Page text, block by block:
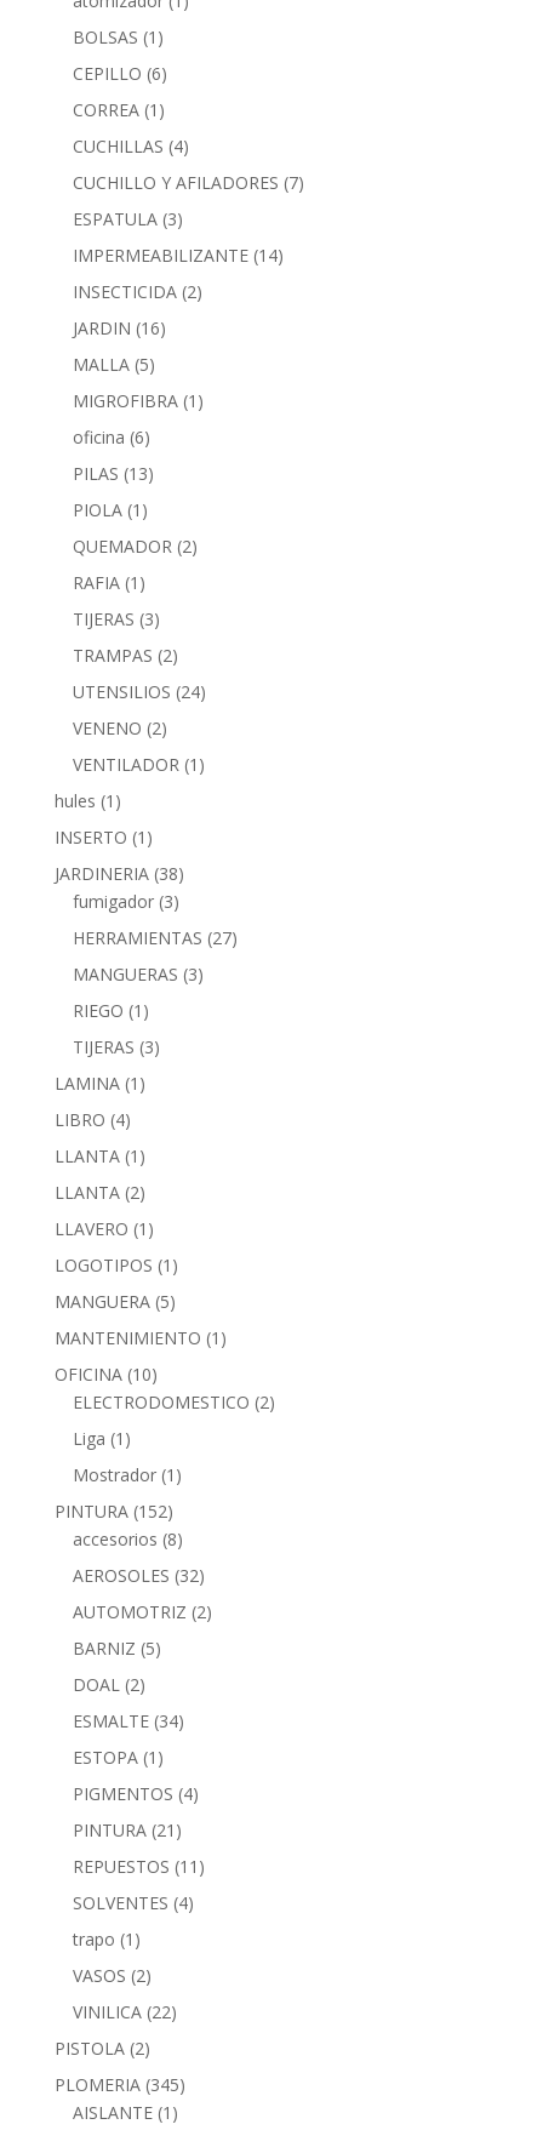
BOLSAS (1)
CEPILLO (6)
CORREA (1)
CUCHILLAS (4)
CUCHILLO Y AFILADORES (7)
ESPATULA (3)
IMPERMEABILIZANTE (14)
INSECTICIDA (2)
JARDIN (16)
MALLA (5)
MIGROFIBRA (1)
oficina (6)
PILAS (13)
PIOLA (1)
QUEMADOR (2)
RAFIA (1)
TIJERAS (3)
TRAMPAS (2)
UTENSILIOS (24)
VENENO (2)
VENTILADOR (1)
hules (1)
INSERTO (1)
JARDINERIA (38)
fumigador (3)
HERRAMIENTAS (27)
MANGUERAS (3)
RIEGO (1)
TIJERAS (3)
LAMINA (1)
LIBRO (4)
LLANTA (1)
LLANTA (2)
LLAVERO (1)
LOGOTIPOS (1)
MANGUERA (5)
MANTENIMIENTO (1)
OFICINA (10)
ELECTRODOMESTICO (2)
Liga (1)
Mostrador (1)
PINTURA (152)
accesorios (8)
AEROSOLES (32)
AUTOMOTRIZ (2)
BARNIZ (5)
DOAL (2)
ESMALTE (34)
ESTOPA (1)
PIGMENTOS (4)
PINTURA (21)
REPUESTOS (11)
SOLVENTES (4)
trapo (1)
VASOS (2)
VINILICA (22)
PISTOLA (2)
PLOMERIA (345)
AISLANTE (1)